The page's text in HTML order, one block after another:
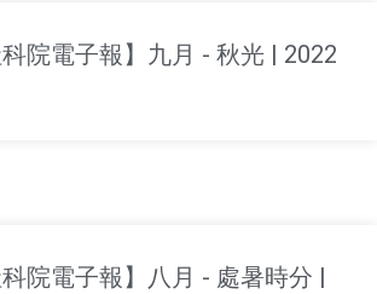
科院電子報】九月 - 秋光 | 2022
科院電子報】八月 - 處暑時分 |